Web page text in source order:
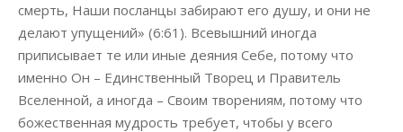
смерть, Наши посланцы забирают его душу, и они не
делают упущений» (6:61). Всевышний иногда
приписывает те или иные деяния Себе, потому что
именно Он – Единственный Творец и Правитель
Вселенной, а иногда – Своим творениям, потому что
божественная мудрость требует, чтобы у всего